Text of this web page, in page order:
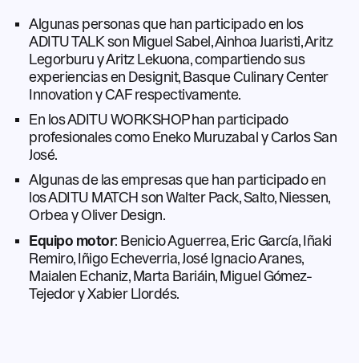
Algunas personas que han participado en los
ADITU TALK son Miguel Sabel, Ainhoa Juaristi, Aritz
Legorburu y Aritz Lekuona, compartiendo sus
experiencias en Designit, Basque Culinary Center
Innovation y CAF respectivamente.
En los ADITU WORKSHOP han participado
profesionales como Eneko Muruzabal y Carlos San
José.
Algunas de las empresas que han participado en
los ADITU MATCH son Walter Pack, Salto, Niessen,
Orbea y Oliver Design.
Equipo motor: Benicio Aguerrea, Eric García, Iñaki
Remiro, Iñigo Echeverria, José Ignacio Aranes,
Maialen Echaniz, Marta Bariáin, Miguel Gómez-
Tejedor y Xabier Llordés.